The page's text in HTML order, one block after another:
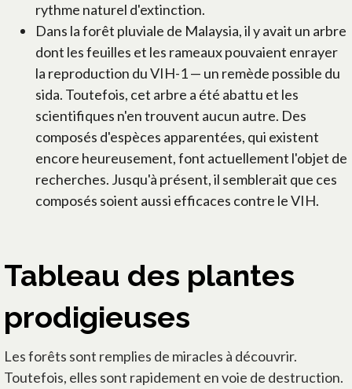
rythme naturel d'extinction.
Dans la forêt pluviale de Malaysia, il y avait un arbre
dont les feuilles et les rameaux pouvaient enrayer
la reproduction du VIH-1 — un remède possible du
sida. Toutefois, cet arbre a été abattu et les
scientifiques n'en trouvent aucun autre. Des
composés d'espèces apparentées, qui existent
encore heureusement, font actuellement l'objet de
recherches. Jusqu'à présent, il semblerait que ces
composés soient aussi efficaces contre le VIH.
Tableau des plantes
prodigieuses
Les forêts sont remplies de miracles à découvrir.
Toutefois, elles sont rapidement en voie de destruction.